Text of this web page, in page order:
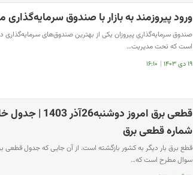
ورود پیروزمند به بازار با صندوق
صندوق سرمایه‌گذاری پیروزان یکی از بهترین صندوق‌های سرمایه‌گذاری
است که تحت مدیریت…
۱۹ دی ۱۴۰۳ | ۱۶:۱۰
شماره قطعی برق
قطع برق بار دیگر به کشور بازگشته است. از آن جایی که جدول قطعی
سوال مطرح است که…